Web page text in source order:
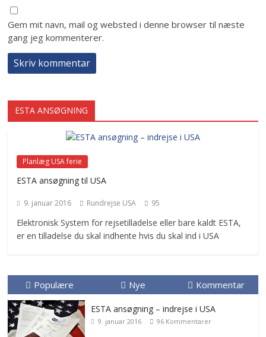
Gem mit navn, mail og websted i denne browser til næste
gang jeg kommenterer.
ESTA ANSØGNING
Planlæg USA ferie
ESTA ansøgning til USA
9. januar 2016 Rundrejse USA 95
Elektronisk System for rejsetilladelse eller bare kaldt ESTA,
er en tilladelse du skal indhente hvis du skal ind i USA
Populære Nye Kommentar
ESTA ansøgning – indrejse i USA
9. januar 2016 96 Kommentarer